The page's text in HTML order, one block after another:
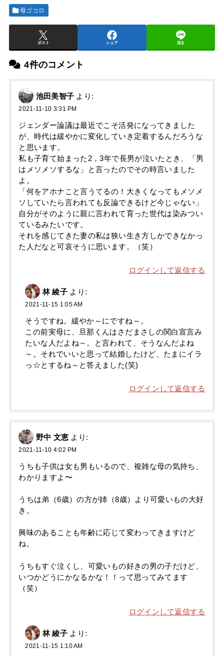
母ゴコロ
ポスト シェア 送る
4件のコメント
池田美智子 より:
2021-11-10 3:31 PM
ジェンダー論議は最近でこそ活発になってきました
が、時代は緩やかに変化していき定着するんだろうな
と思います。
私も子育て始まった2，3年で長男が泣いたとき、「男
はメソメソするな」と言ったのでその時言いました
よ。
「何をアホナこと言うてるの！大きくなってもメソメ
ソしていたら言われても反論できるけど今じゃない」
自分がそのように親に言われて育った世代は染みつい
ているみたいです。
それを感じてきた妻の私は狭い生き方しかできなかっ
た人だなと可哀そうに思います。（笑）
ログインして返信する
林 綾子 より:
2021-11-15 1:05 AM
そうですね。緩やか～にですね～。
この前実母に、旦那くんはさだまさしの関白宣言み
たいな人だよね～。と言われて、そうなんだよね
～。それでいいと思って結婚したけど、たまにイラ
っ☆とするね～と答えました(笑)
ログインして返信する
野中 文恵 より:
2021-11-10 4:02 PM
うちも子供は女も男もいるので、複雑な母の気持ち、
わかりますよ〜
うちは弟（6歳）の方が姉（8歳）より可愛いもの大好
き。
興味のあることも年齢に応じて変わってきますけど
ね。
うちもすぐ泣くし、可愛いもの好きの男の子だけど、
いつかどうにかなるかな！！って思ってみてます
（笑）
ログインして返信する
林 綾子 より:
2021-11-15 1:10 AM